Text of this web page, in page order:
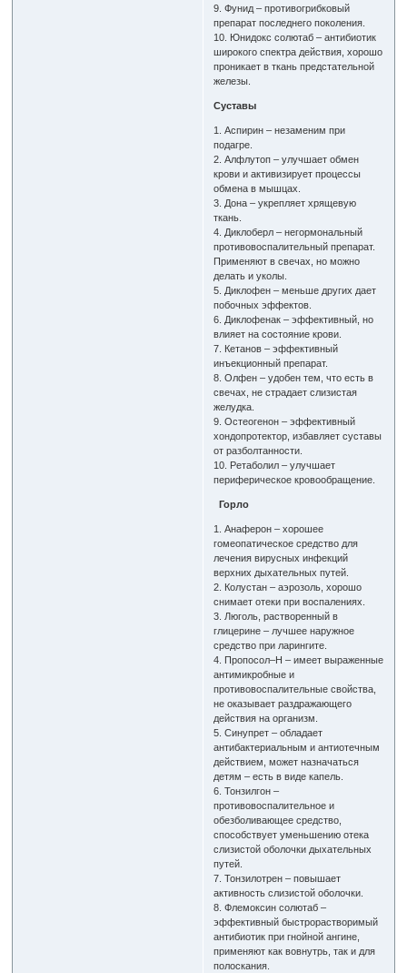
9. Фунид – противогрибковый
препарат последнего поколения.
10. Юнидокс солютаб – антибиотик
широкого спектра действия, хорошо
проникает в ткань предстательной
железы.
Суставы
1. Аспирин – незаменим при
подагре.
2. Алфлутоп – улучшает обмен
крови и активизирует процессы
обмена в мышцах.
3. Дона – укрепляет хрящевую
ткань.
4. Диклоберл – негормональный
противовоспалительный препарат.
Применяют в свечах, но можно
делать и уколы.
5. Диклофен – меньше других дает
побочных эффектов.
6. Диклофенак – эффективный, но
влияет на состояние крови.
7. Кетанов – эффективный
инъекционный препарат.
8. Олфен – удобен тем, что есть в
свечах, не страдает слизистая
желудка.
9. Остеогенон – эффективный
хондопротектор, избавляет суставы
от разболтанности.
10. Ретаболил – улучшает
периферическое кровообращение.
Горло
1. Анаферон – хорошее
гомеопатическое средство для
лечения вирусных инфекций
верхних дыхательных путей.
2. Колустан – аэрозоль, хорошо
снимает отеки при воспалениях.
3. Люголь, растворенный в
глицерине – лучшее наружное
средство при ларингите.
4. Пропосол–Н – имеет выраженные
антимикробные и
противовоспалительные свойства,
не оказывает раздражающего
действия на организм.
5. Синупрет – обладает
антибактериальным и антиотечным
действием, может назначаться
детям – есть в виде капель.
6. Тонзилгон –
противовоспалительное и
обезболивающее средство,
способствует уменьшению отека
слизистой оболочки дыхательных
путей.
7. Тонзилотрен – повышает
активность слизистой оболочки.
8. Флемоксин солютаб –
эффективный быстрорастворимый
антибиотик при гнойной ангине,
применяют как вовнутрь, так и для
полоскания.